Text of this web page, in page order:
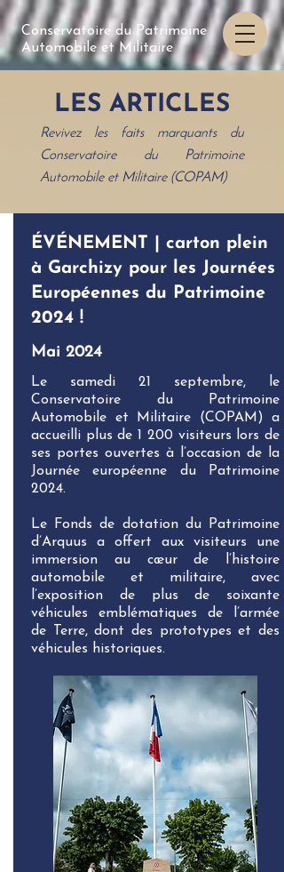
Conservatoire du Patrimoine
Automobile et Militaire
LES ARTICLES
Revivez les faits marquants du
Conservatoire du Patrimoine
Automobile et Militaire (COPAM)
ÉVÉNEMENT | carton plein
à Garchizy pour les Journées
Européennes du Patrimoine
2024 !
Mai 2024
Le samedi 21 septembre, le
Conservatoire du Patrimoine
Automobile et Militaire (COPAM) a
accueilli plus de 1 200 visiteurs lors de
ses portes ouvertes à l’occasion de la
Journée européenne du Patrimoine
2024.
Le Fonds de dotation du Patrimoine
d’Arquus a offert aux visiteurs une
immersion au cœur de l’histoire
automobile et militaire, avec
l’exposition de plus de soixante
véhicules emblématiques de l’armée
de Terre, dont des prototypes et des
véhicules historiques.